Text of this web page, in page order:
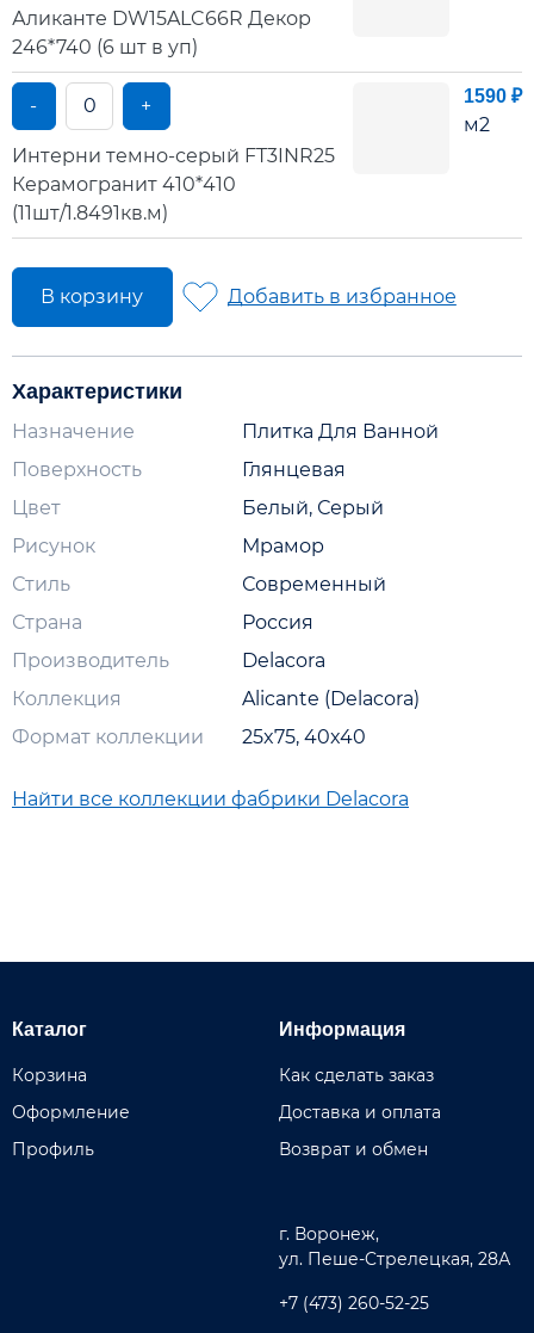
Аликанте DW15ALC66R Декор
246*740 (6 шт в уп)
- +
Интерни темно-серый FT3INR25
Керамогранит 410*410
(11шт/1.8491кв.м)
1590 ₽
м2
В корзину Добавить в избранное
Характеристики
Назначение
Плитка Для Ванной
Поверхность
Глянцевая
Цвет
Белый, Серый
Рисунок
Мрамор
Стиль
Современный
Страна
Россия
Производитель
Delacora
Коллекция
Alicante (Delacora)
Формат коллекции
25x75, 40x40
Найти все коллекции фабрики Delacora
г. Воронеж,
ул. Пеше-Cтрелецкая, 28А
+7 (473) 260-52-25
Каталог
Корзина
Оформление
Профиль
Информация
Как сделать заказ
Доставка и оплата
Возврат и обмен